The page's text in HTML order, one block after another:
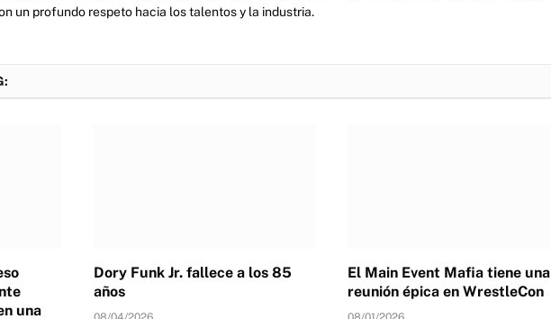
un profundo respeto hacia los talentos y la industria.
una
Dory Funk Jr. fallece a los 85
años
El Main Event Mafia tiene una
reunión épica en WrestleCon